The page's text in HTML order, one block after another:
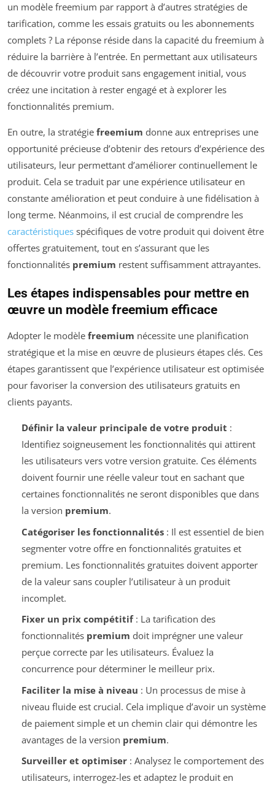
un modèle freemium par rapport à d’autres stratégies de
tarification, comme les essais gratuits ou les abonnements
complets ? La réponse réside dans la capacité du freemium à
réduire la barrière à l’entrée. En permettant aux utilisateurs
de découvrir votre produit sans engagement initial, vous
créez une incitation à rester engagé et à explorer les
fonctionnalités premium.
En outre, la stratégie freemium donne aux entreprises une
opportunité précieuse d’obtenir des retours d’expérience des
utilisateurs, leur permettant d’améliorer continuellement le
produit. Cela se traduit par une expérience utilisateur en
constante amélioration et peut conduire à une fidélisation à
long terme. Néanmoins, il est crucial de comprendre les
caractéristiques spécifiques de votre produit qui doivent être
offertes gratuitement, tout en s’assurant que les
fonctionnalités premium restent suffisamment attrayantes.
Les étapes indispensables pour mettre en
œuvre un modèle freemium efficace
Adopter le modèle freemium nécessite une planification
stratégique et la mise en œuvre de plusieurs étapes clés. Ces
étapes garantissent que l’expérience utilisateur est optimisée
pour favoriser la conversion des utilisateurs gratuits en
clients payants.
Définir la valeur principale de votre produit :
Identifiez soigneusement les fonctionnalités qui attirent
les utilisateurs vers votre version gratuite. Ces éléments
doivent fournir une réelle valeur tout en sachant que
certaines fonctionnalités ne seront disponibles que dans
la version premium.
Catégoriser les fonctionnalités: Il est essentiel de bien
segmenter votre offre en fonctionnalités gratuites et
premium. Les fonctionnalités gratuites doivent apporter
de la valeur sans coupler l’utilisateur à un produit
incomplet.
Fixer un prix compétitif: La tarification des
fonctionnalités premium doit imprégner une valeur
perçue correcte par les utilisateurs. Évaluez la
concurrence pour déterminer le meilleur prix.
Faciliter la mise à niveau : Un processus de mise à
niveau fluide est crucial. Cela implique d’avoir un système
de paiement simple et un chemin clair qui démontre les
avantages de la version premium.
Surveiller et optimiser: Analysez le comportement des
utilisateurs, interrogez-les et adaptez le produit en